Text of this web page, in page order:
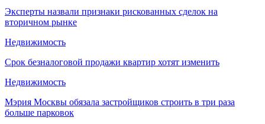
Эксперты назвали признаки рискованных сделок на
вторичном рынке
Недвижимость
Срок безналоговой продажи квартир хотят изменить
Недвижимость
Мэрия Москвы обязала застройщиков строить в три раза
больше парковок